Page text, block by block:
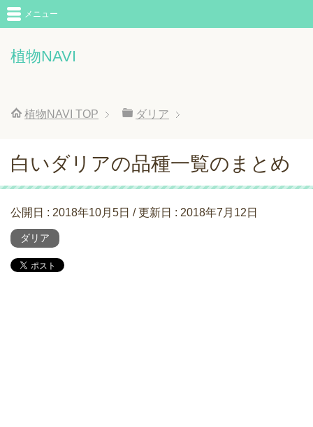
植物NAVI
メニュー
植物NAVI TOP ダリア
白いダリアの品種一覧のまとめ
公開日 : 2018年10月5日 / 更新日 : 2018年7月12日
ダリア